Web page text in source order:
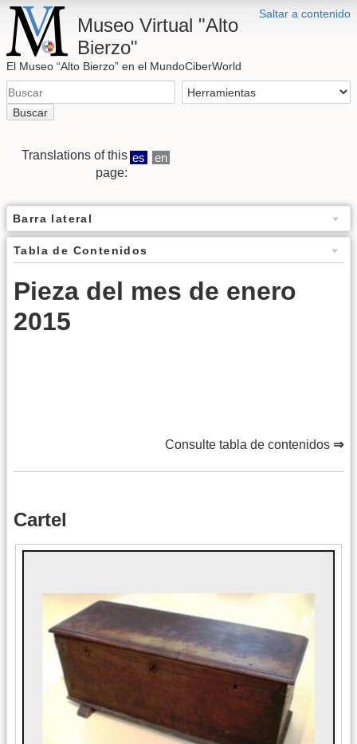
Saltar a contenido
Museo Virtual "Alto
Bierzo"
El Museo “Alto Bierzo” en el MundoCiberWorld
Buscar
es en
Translations of this
page:
Barra lateral
Tabla de Contenidos
Pieza del mes de enero
2015
Consulte tabla de contenidos ⇒
Cartel